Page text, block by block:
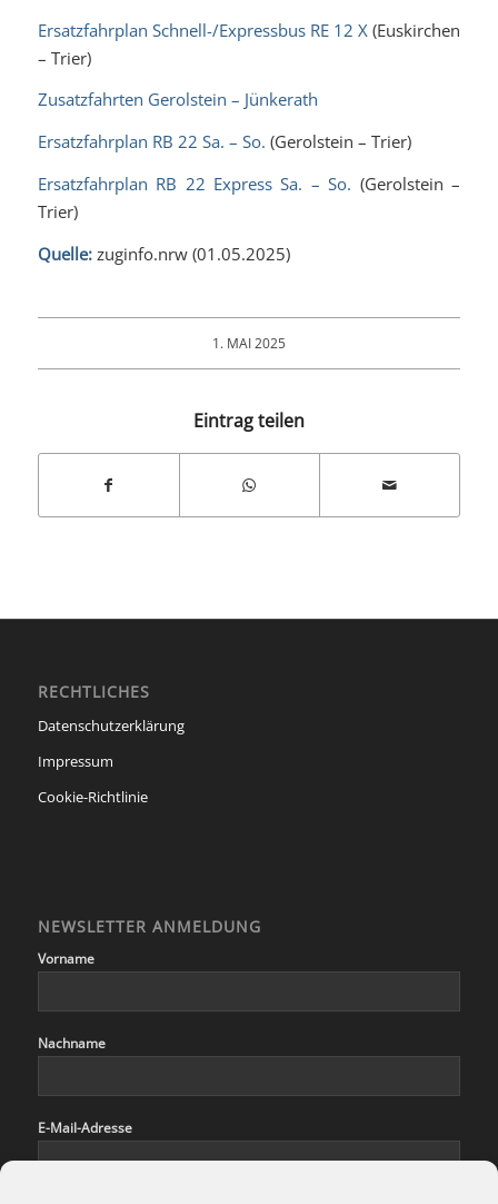
Ersatzfahrplan Schnell-/Expressbus RE 12 X (Euskirchen
– Trier)
Zusatzfahrten Gerolstein – Jünkerath
Ersatzfahrplan RB 22 Sa. – So. (Gerolstein – Trier)
Ersatzfahrplan RB 22 Express Sa. – So. (Gerolstein –
Trier)
Quelle:zuginfo.nrw (01.05.2025)
1. MAI 2025
Eintrag teilen
RECHTLICHES
Datenschutzerklärung
Impressum
Cookie-Richtlinie
NEWSLETTER ANMELDUNG
Vorname
Nachname
E-Mail-Adresse